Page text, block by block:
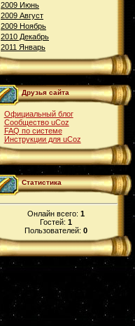
2009 Июнь
2009 Август
2009 Ноябрь
2010 Декабрь
2011 Январь
Друзья сайта
Официальный блог
Сообщество uCoz
FAQ по системе
Инструкции для uCoz
Статистика
Онлайн всего: 1
Гостей: 1
Пользователей: 0